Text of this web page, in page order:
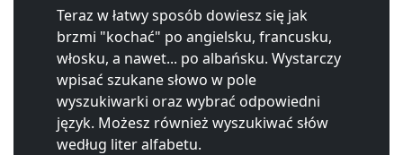
Teraz w łatwy sposób dowiesz się jak
brzmi "kochać" po angielsku, francusku,
włosku, a nawet... po albańsku. Wystarczy
wpisać szukane słowo w pole
wyszukiwarki oraz wybrać odpowiedni
język. Możesz również wyszukiwać słów
według liter alfabetu.